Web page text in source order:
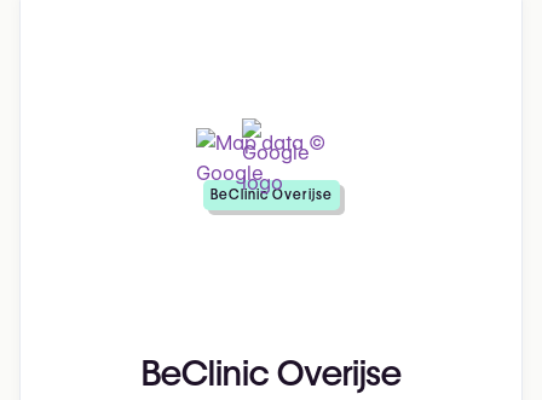
BeClinic Overijse
BeClinic Overijse